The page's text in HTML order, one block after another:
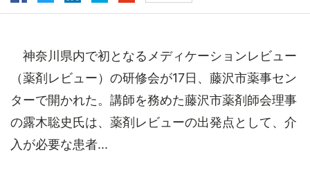
神奈川県内で初となるメディケーションレビュー
（薬剤レビュー）の研修会が17日、藤沢市薬事セン
ターで開かれた。講師を務めた藤沢市薬剤師会理事
の露木聡史氏は、薬剤レビューの出発点として、介
入が必要な患者...